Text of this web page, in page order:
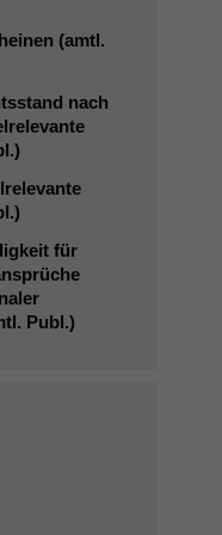
(amtl.
nach
für
Publ.)